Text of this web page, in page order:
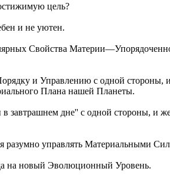
цель?
и не уютен.
Свойства
и Управлению с одной стороны,
Плана нашей Планеты.
завтрашнем дне'' с одной стороны, и
управлять Материальными
на новый Эволюционный Уровень.